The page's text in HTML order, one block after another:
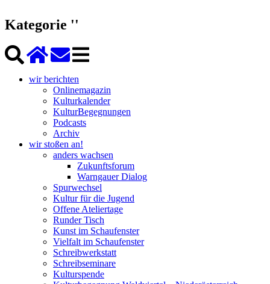
Kategorie ''
wir berichten
Onlinemagazin
Kulturkalender
KulturBegegnungen
Podcasts
Archiv
wir stoßen an!
anders wachsen
Zukunftsforum
Warngauer Dialog
Spurwechsel
Kultur für die Jugend
Offene Ateliertage
Runder Tisch
Kunst im Schaufenster
Vielfalt im Schaufenster
Schreibwerkstatt
Schreibseminare
Kulturspende